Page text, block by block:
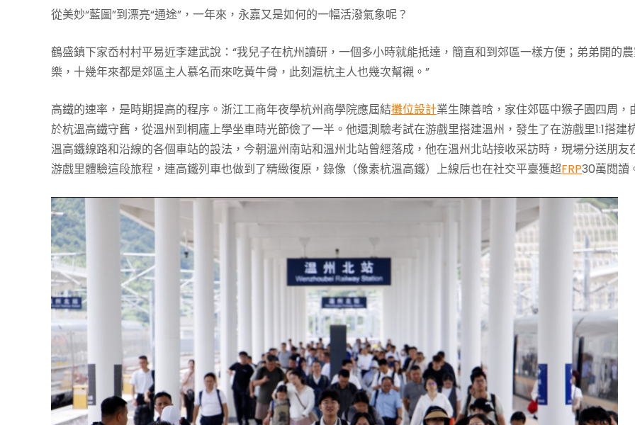
從美妙“藍圖”到漂亮“通途”，一年來，永嘉又是如何的一幅活潑氣象呢？
鶴盛鎮下家岙村村平易近李建武說：“我兒子在杭州讀研，一個多小時就能抵達，簡直和到郊區一樣方便；弟弟開的
樂，十幾年來都是郊區主人慕名而來吃黃牛骨，此刻滬杭主人也幾次幫襯。”
高鐵的速率，是時期提高的程序。浙江工商年夜學杭州商學院應屆結攤位設計業生陳善晗，家住郊區中猴子園四周，
於杭溫高鐵守舊，從溫州到桐廬上學坐車時光節儉了一半。他還測驗考試在游戲里搭建溫州，發生了在游戲里1:1搭建
溫高鐵線路和沿線的各個車站的設法，今朝溫州南站和溫州北站曾經落成，他在溫州北站接收采訪時，現場分送朋友
游戲里體驗這段旅程，連高鐵列車也做到了精緻復原，錄像（像素杭溫高鐵）上線后也在社交平臺獲超FRP30萬閱讀